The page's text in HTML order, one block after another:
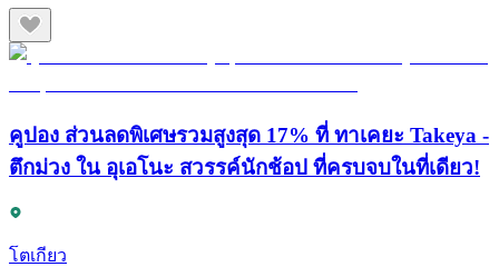
คูปอง ส่วนลดพิเศษรวมสูงสุด 17% ที่ ทาเคยะ Takeya -
ตึกม่วง ใน อุเอโนะ สวรรค์นักช้อป ที่ครบจบในที่เดียว!
โตเกียว